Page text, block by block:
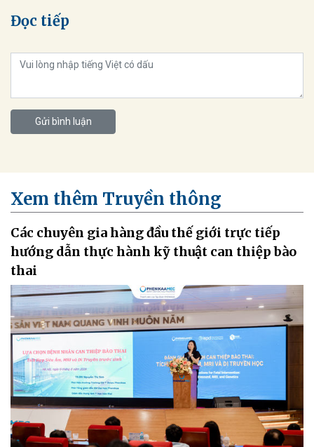
Đọc tiếp
Gửi bình luận
Xem thêm Truyền thông
Các chuyên gia hàng đầu thế giới trực tiếp
hướng dẫn thực hành kỹ thuật can thiệp bào
thai